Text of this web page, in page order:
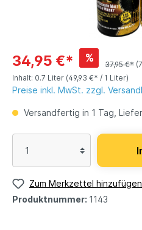
34,95 €* %
37,95 €*
Inhalt: 0.7 Liter (49,93 €* / 1 Liter)
Preise inkl. MwSt. zzgl.
Versandfertig in 1 Tag,
Zum Merkzettel hinzufügen
Produktnummer: 1143